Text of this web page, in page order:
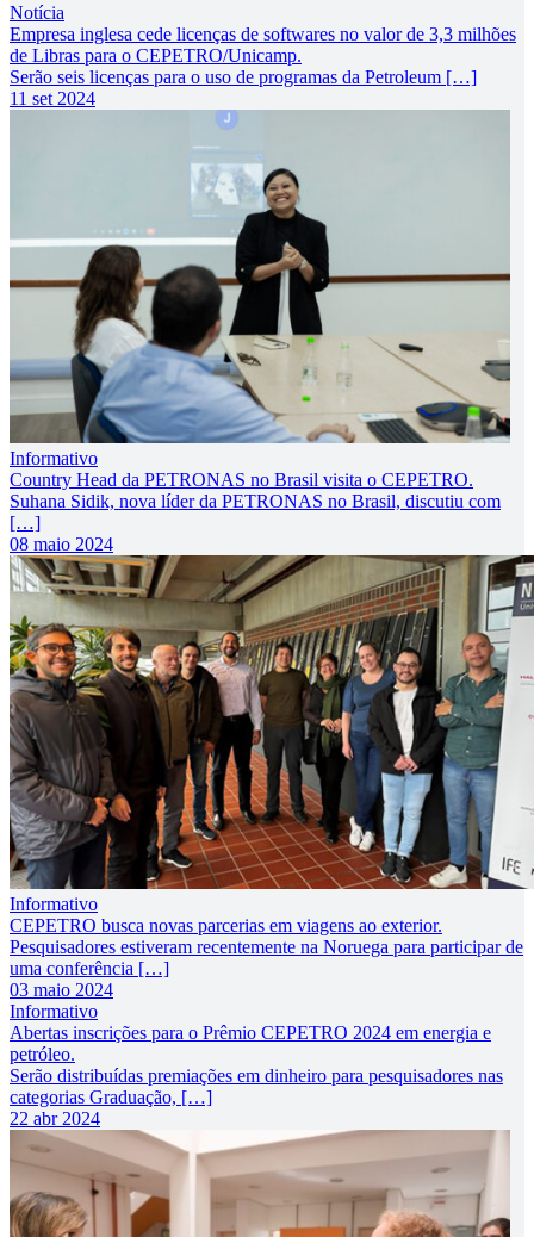
Notícia
Empresa inglesa cede licenças de softwares no valor de 3,3 milhões
de Libras para o CEPETRO/Unicamp.
Serão seis licenças para o uso de programas da Petroleum […]
11 set 2024
Informativo
Country Head da PETRONAS no Brasil visita o CEPETRO.
Suhana Sidik, nova líder da PETRONAS no Brasil, discutiu com
[…]
08 maio 2024
Informativo
CEPETRO busca novas parcerias em viagens ao exterior.
Pesquisadores estiveram recentemente na Noruega para participar de
uma conferência […]
03 maio 2024
Informativo
Abertas inscrições para o Prêmio CEPETRO 2024 em energia e
petróleo.
Serão distribuídas premiações em dinheiro para pesquisadores nas
categorias Graduação, […]
22 abr 2024